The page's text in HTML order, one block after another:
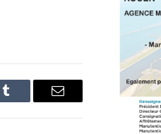
Tumblr Courriel